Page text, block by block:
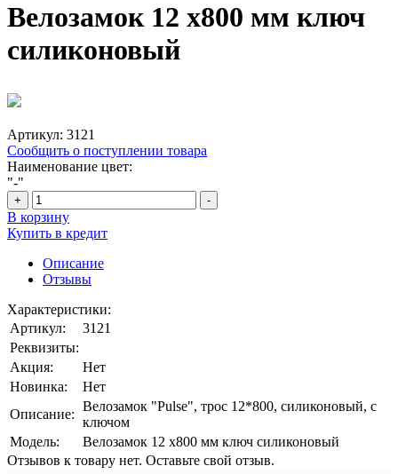
Велозамок 12 х800 мм ключ
силиконовый
Артикул: 3121
Сообщить о поступлении товара
Наименование цвет:
"-"
+ -
В корзину
Купить в кредит
Описание
Отзывы
Характеристики:
Артикул:
3121
Реквизиты:
Акция:
Нет
Новинка:
Нет
Описание:
Велозамок "Pulse", трос 12*800, силиконовый, с
ключом
Модель:
Велозамок 12 х800 мм ключ силиконовый
Отзывов к товару нет. Оставьте свой отзыв.